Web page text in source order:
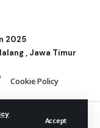
Accept
2025
, Jawa Timur
Cookie Policy
All Rights